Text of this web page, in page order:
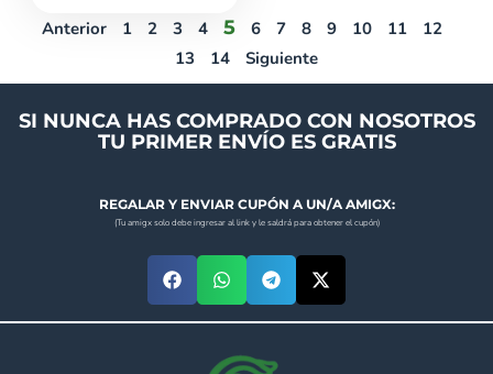
Anterior 1 2 3 4 5 6 7 8 9 10 11
12
13
14 Siguiente
SI NUNCA HAS COMPRADO CON NOSOTROS
TU PRIMER ENVÍO ES GRATIS
REGALAR Y ENVIAR CUPÓN A UN/A AMIGX:
(Tu amigx solo debe ingresar al link y le saldrá para obtener el cupón)